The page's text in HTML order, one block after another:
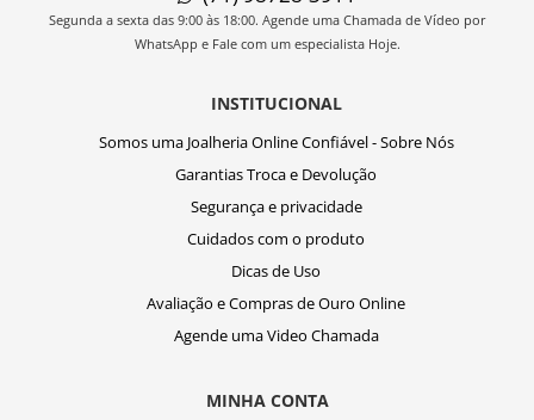
INSTITUCIONAL
Somos uma Joalheria Online Confiável - Sobre Nós
Garantias Troca e Devolução
Segurança e privacidade
Cuidados com o produto
Dicas de Uso
Avaliação e Compras de Ouro Online
Agende uma Video Chamada
MINHA CONTA
Segunda a sexta das 9:00 às 18:00. Agende uma Chamada de Vídeo por
WhatsApp e Fale com um especialista Hoje.